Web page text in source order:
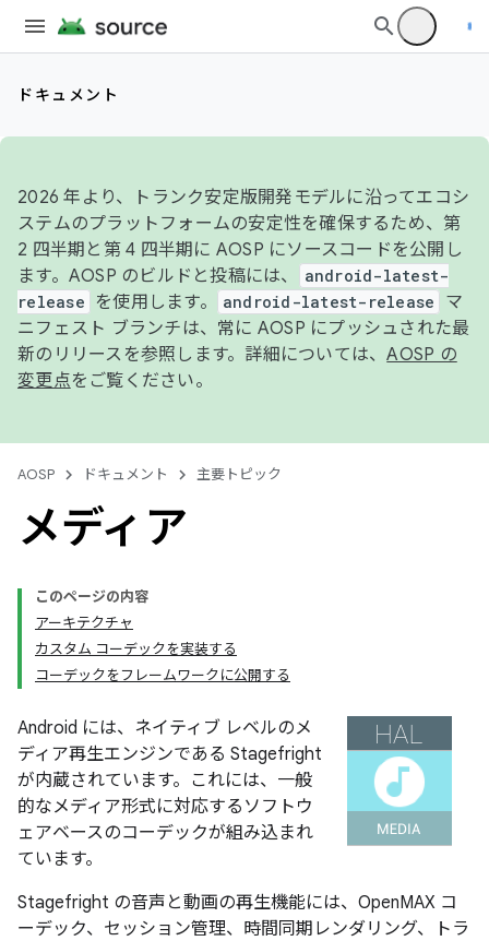
ドキュメント
2026 年より、トランク安定版開発モデルに沿ってエコシ
ステムのプラットフォームの安定性を確保するため、第
2 四半期と第 4 四半期に AOSP にソースコードを公開し
ます。AOSP のビルドと投稿には、
android-latest-
release
を使用します。 android-latest-release
マ
ニフェスト ブランチは、常に AOSP にプッシュされた最
新のリリースを参照します。詳細については、AOSP の
変更点をご覧ください。
AOSP ドキュメント 主要トピック
メディア
このページの内容
アーキテクチャ
カスタム コーデックを実装する
コーデックをフレームワークに公開する
Android には、ネイティブ レベルのメ
ディア再生エンジンである Stagefright
が内蔵されています。これには、一般
的なメディア形式に対応するソフトウ
ェアベースのコーデックが組み込まれ
ています。
Stagefright の音声と動画の再生機能には、OpenMAX コ
ーデック、セッション管理、時間同期レンダリング、トラ